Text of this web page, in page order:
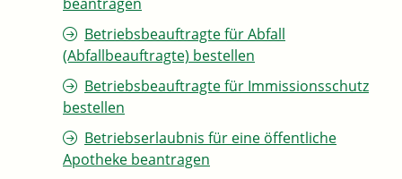
Betriebsbeauftragte für Abfall
(Abfallbeauftragte) bestellen
Betriebsbeauftragte für Immissionsschutz
bestellen
Betriebserlaubnis für eine öffentliche
Apotheke beantragen